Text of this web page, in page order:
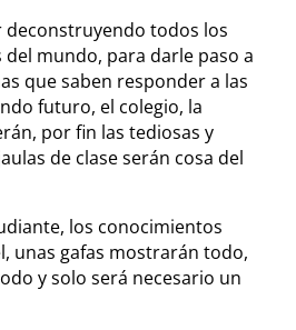
deconstruyendo todos los
mundo, para darle paso a
que saben responder a las
futuro, el colegio, la
por fin las tediosas y
de clase serán cosa del
los conocimientos
unas gafas mostrarán todo,
y solo será necesario un